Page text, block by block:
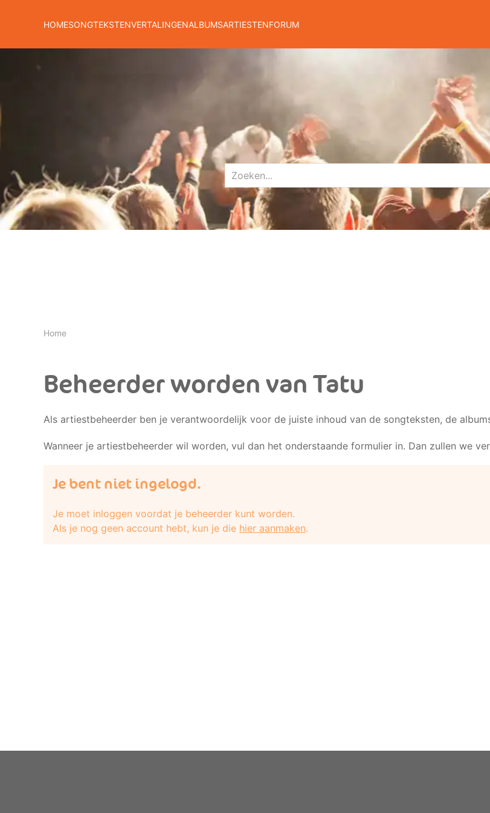
HOMESONGTEKSTENVERTALINGENALBUMSARTIESTENFORUM
Home
Beheerder worden van Tatu
Als artiestbeheerder ben je verantwoordelijk voor de juiste inhoud van de songteksten, de
Wanneer je artiestbeheerder wil worden, vul dan het onderstaande formulier in. Dan zullen we
Je bent niet ingelogd.
Je moet inloggen voordat je beheerder kunt worden.
Als je nog geen account hebt, kun je die hier aanmaken.